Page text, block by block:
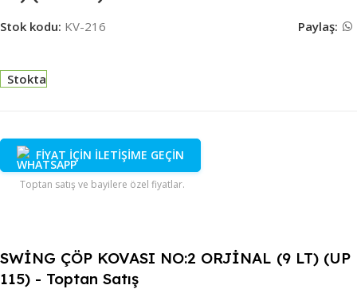
Stok kodu: KV-216 Paylaş:
Stokta
FİYAT İÇİN İLETİŞİME GEÇİN
Toptan satış ve bayilere özel fiyatlar.
SWİNG ÇÖP KOVASI NO:2 ORJİNAL (9 LT) (UP
115) - Toptan Satış